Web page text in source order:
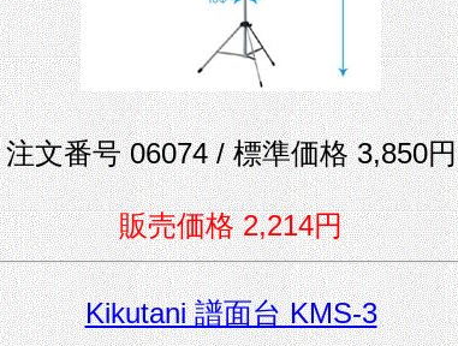
注文番号 06074 / 標準価格 3,850円
販売価格 2,214円
Kikutani 譜面台 KMS-3